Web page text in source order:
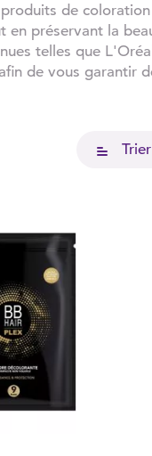
de
en préservant la
telles que
de vous garantir